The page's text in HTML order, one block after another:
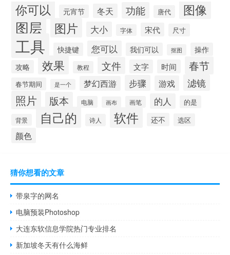
你可以 元宵节 冬天 功能 唐代 图像
图层 图片 大小 字体 宋代 尺寸
工具 快捷键 您可以 我们可以 抠图
操作
攻略
效果 教程 文件 文字 时间 春节
春节期间 是一个 梦幻西游 步骤 游戏 滤镜
照片 版本 电脑 画布 画笔 的人 的是
背景 自己的 诗人 软件 还不 选区
颜色
猜你想看的文章
带泉字的网名
电脑预装Photoshop
大连东软信息学院热门专业排名
新加坡冬天有什么海鲜